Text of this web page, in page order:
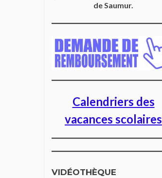
de Saumur.
Calendriers des
vacances scolaires
VIDÉOTHÈQUE